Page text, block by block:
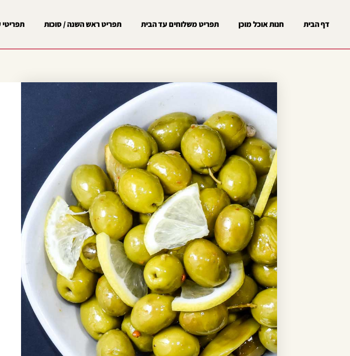
דף הבית חנות אוכל מוכן תפריט משלוחים עד הבית תפריט ראש השנה / סוכות תפריטי